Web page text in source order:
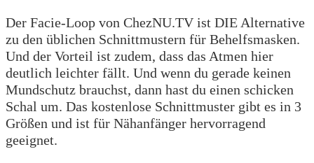
Der Facie-Loop von ChezNU.TV ist DIE Alternative
zu den üblichen Schnittmustern für Behelfsmasken.
Und der Vorteil ist zudem, dass das Atmen hier
deutlich leichter fällt. Und wenn du gerade keinen
Mundschutz brauchst, dann hast du einen schicken
Schal um. Das kostenlose Schnittmuster gibt es in 3
Größen und ist für Nähanfänger hervorragend
geeignet.